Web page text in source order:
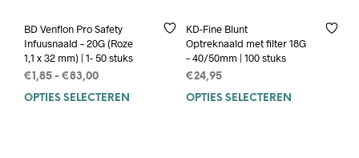
BD Venflon Pro Safety
Infuusnaald – 20G (Roze
1,1 x 32 mm) | 1- 50 stuks
€1,85 - €83,00Prijsklasse:
€1,85
OPTIES SELECTEREN
Dit
KD-Fine Blunt
Optreknaald met filter 18G
– 40/50mm | 100 stuks
€24,95
OPTIES SELECTEREN